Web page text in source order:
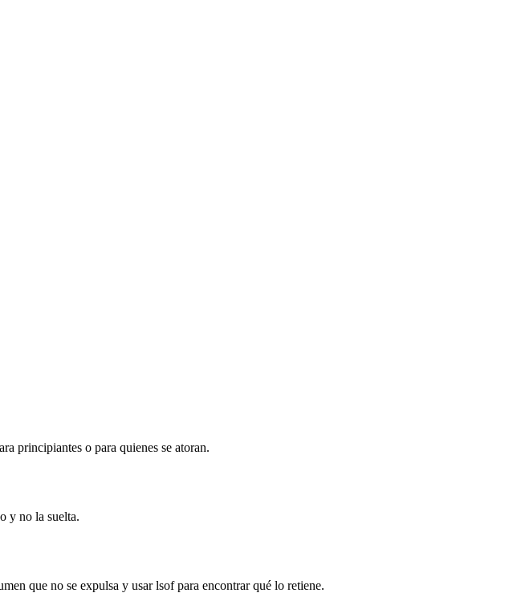
principiantes o para quienes se atoran.
y no la suelta.
que no se expulsa y usar lsof para encontrar qué lo retiene.